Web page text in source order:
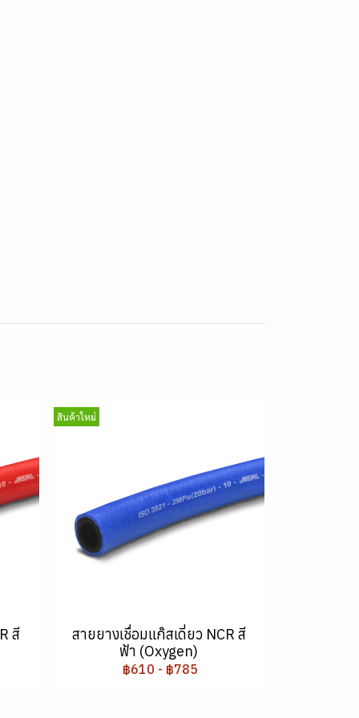
สี
สินค้าใหม่
สายยางเชื่อมแก๊สเดี่ยว NCR สี
ฟ้า (Oxygen)
฿610 - ฿785